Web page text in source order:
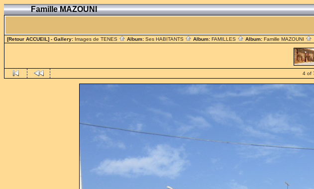
Famille MAZOUNI
[Retour ACCUEIL] - Gallery: Images de TENES Album: Ses HABITANTS Album: FAMILLES Album: Famille MAZOUNI
4 of